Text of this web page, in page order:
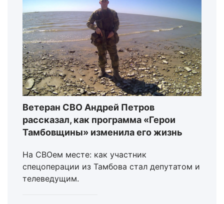
Ветеран СВО Андрей Петров
рассказал, как программа «Герои
Тамбовщины» изменила его жизнь
На СВОем месте: как участник
спецоперации из Тамбова стал депутатом и
телеведущим.